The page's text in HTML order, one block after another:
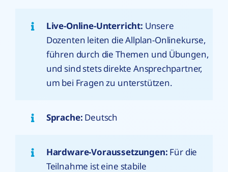
Live-Online-Unterricht: Unsere
Dozenten leiten die Allplan-Onlinekurse,
führen durch die Themen und Übungen,
und sind stets direkte Ansprechpartner,
um bei Fragen zu unterstützen.
Sprache: Deutsch
Hardware-Voraussetzungen: Für die
Teilnahme ist eine stabile